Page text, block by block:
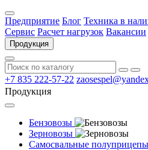
Предприятие Блог Техника в
Сервис Расчет нагрузок Вакансии
Продукция
+7 835 222-57-22
Продукция
Бензовозы
Зерновозы
Самосвальные полуприцепы